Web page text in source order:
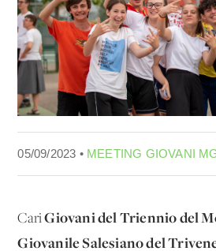
05/09/2023 • MEETING GIOVANI
CariGiovani del Triennio del
Giovanile Salesiano del